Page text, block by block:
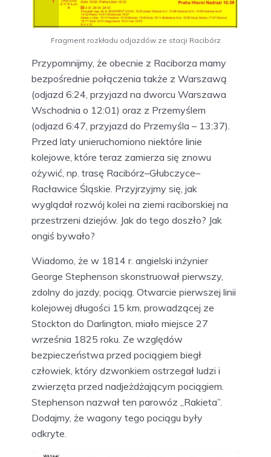
Fragment rozkładu odjazdów ze stacji Racibórz
Przypomnijmy, że obecnie z Raciborza mamy
bezpośrednie połączenia także z Warszawą
(odjazd 6:24, przyjazd na dworcu Warszawa
Wschodnia o 12:01) oraz z Przemyślem
(odjazd 6:47, przyjazd do Przemyśla – 13:37).
Przed laty unieruchomiono niektóre linie
kolejowe, które teraz zamierza się znowu
ożywić, np. trasę Racibórz–Głubczyce–
Racławice Śląskie. Przyjrzyjmy się, jak
wyglądał rozwój kolei na ziemi raciborskiej na
przestrzeni dziejów. Jak do tego doszło? Jak
ongiś bywało?
Wiadomo, że w 1814 r. angielski inżynier
George Stephenson skonstruował pierwszy,
zdolny do jazdy, pociąg. Otwarcie pierwszej linii
kolejowej długości 15 km, prowadzącej ze
Stockton do Darlington, miało miejsce 27
września 1825 roku. Ze względów
bezpieczeństwa przed pociągiem biegł
człowiek, który dzwonkiem ostrzegał ludzi i
zwierzęta przed nadjeżdżającym pociągiem.
Stephenson nazwał ten parowóz „Rakieta”.
Dodajmy, że wagony tego pociągu były
odkryte.